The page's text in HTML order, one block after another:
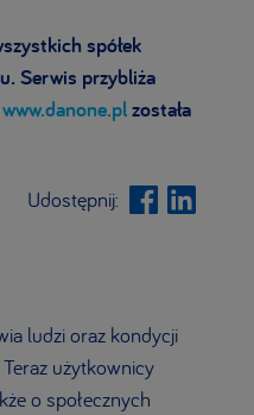
spółek
Serwis przybliża
www.danone.plzostała
Udostępnij:
ludzi oraz kondycji
Teraz użytkownicy
o społecznych